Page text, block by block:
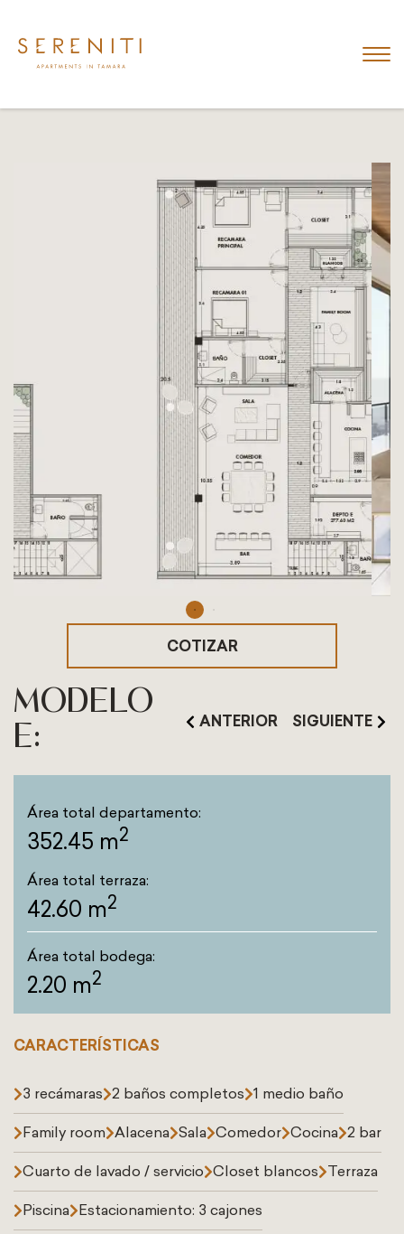
COTIZAR
MODELO
E:
ANTERIOR SIGUIENTE
Área total departamento:
352.45 m2
Área total terraza:
42.60 m2
Área total bodega:
2.20 m2
CARACTERÍSTICAS
3 recámaras 2 baños completos 1 medio baño
Family room Alacena Sala Comedor Cocina 2 bar
Cuarto de lavado / servicio Closet blancos Terraza
Piscina Estacionamiento: 3 cajones